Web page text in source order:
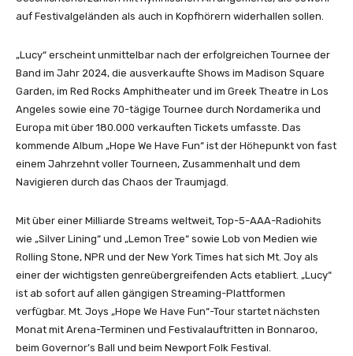
o
auf Festivalgeländen als auch in Kopfhörern widerhallen sollen.
„Lucy“ erscheint unmittelbar nach der erfolgreichen Tournee der
Band im Jahr 2024, die ausverkaufte Shows im Madison Square
Garden, im Red Rocks Amphitheater und im Greek Theatre in Los
Angeles sowie eine 70-tägige Tournee durch Nordamerika und
Europa mit über 180.000 verkauften Tickets umfasste. Das
kommende Album „Hope We Have Fun“ ist der Höhepunkt von fast
einem Jahrzehnt voller Tourneen, Zusammenhalt und dem
Navigieren durch das Chaos der Traumjagd.
Mit über einer Milliarde Streams weltweit, Top-5-AAA-Radiohits
wie „Silver Lining“ und „Lemon Tree“ sowie Lob von Medien wie
Rolling Stone, NPR und der New York Times hat sich Mt. Joy als
einer der wichtigsten genreübergreifenden Acts etabliert. „Lucy“
ist ab sofort auf allen gängigen Streaming-Plattformen
verfügbar. Mt. Joys „Hope We Have Fun“-Tour startet nächsten
Monat mit Arena-Terminen und Festivalauftritten in Bonnaroo,
beim Governor’s Ball und beim Newport Folk Festival.